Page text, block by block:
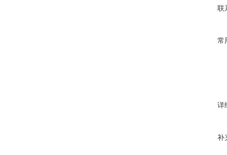
联
常
详
补